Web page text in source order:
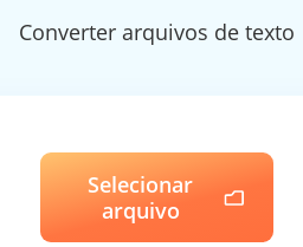
Converter arquivos de texto
Selecionar
arquivo